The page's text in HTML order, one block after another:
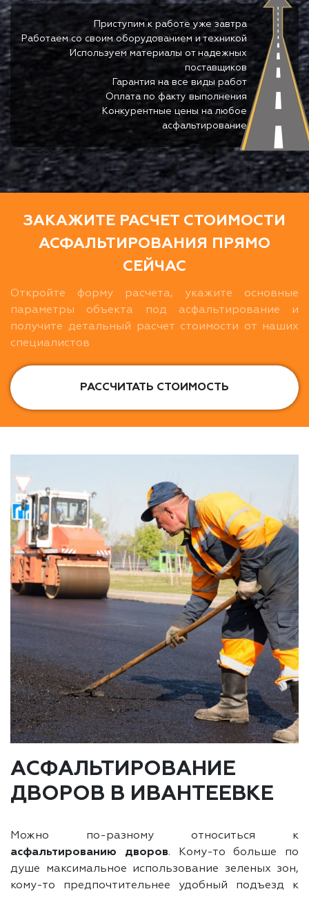
Приступим к работе уже завтра
Работаем со своим оборудованием и техникой
Используем материалы от надежных
поставщиков
Гарантия на все виды работ
Оплата по факту выполнения
Конкурентные цены на любое
асфальтирование
ЗАКАЖИТЕ РАСЧЕТ СТОИМОСТИ
АСФАЛЬТИРОВАНИЯ ПРЯМО
СЕЙЧАС
Откройте форму расчета, укажите основные
параметры объекта под асфальтирование и
получите детальный расчет стоимости от наших
специалистов
РАССЧИТАТЬ СТОИМОСТЬ
АСФАЛЬТИРОВАНИЕ
ДВОРОВ В ИВАНТЕЕВКЕ
Можно по-разному относиться к
асфальтированию дворов. Кому-то больше по
душе максимальное использование зеленых зон,
кому-то предпочтительнее удобный подъезд к